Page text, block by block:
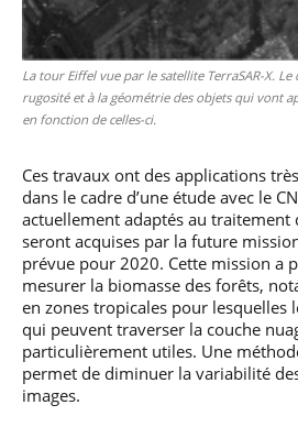
La tour Eiffel vue par le satellite TerraSAR-X. Le
rugosité et à la géométrie des objets qui vont
en fonction de celles-ci.
Ces travaux ont des applications
dans le cadre d’une étude avec le
actuellement adaptés au traitement
seront acquises par la future mission
prévue pour 2020. Cette mission a
mesurer la biomasse des forêts,
en zones tropicales pour lesquelles
qui peuvent traverser la couche
particulièrement utiles. Une
permet de diminuer la variabilité
images.